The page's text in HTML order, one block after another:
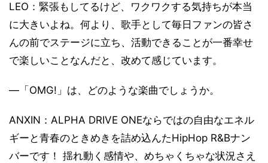
LEO：緊張もしてるけど、ワクワクする気持ちが本当
に大きいよね。何より、歌手として毎日ファンの皆さ
んの前でステージに立ち、活動できることが一番幸せ
で楽しいことなんだと、改めて感じています。
―「OMG!」は、どのような楽曲でしょうか。
ANXIN：ALPHA DRIVE ONEならではの自由なエネル
ギーと青春のときめきを詰め込んたHipHop R&Bナン
バーです！ 揺れ動く感情や、めちゃくちゃな状況さえ